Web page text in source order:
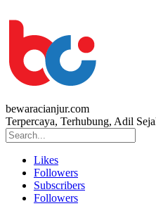
bewaracianjur.com
Terpercaya, Terhubung, Adil
Likes
Followers
Subscribers
Followers